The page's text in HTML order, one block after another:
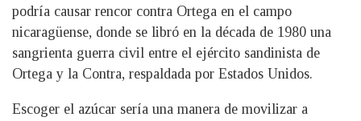
podría causar rencor contra Ortega en el campo
nicaragüense, donde se libró en la década de 1980 una
sangrienta guerra civil entre el ejército sandinista de
Ortega y la Contra, respaldada por Estados Unidos.
Escoger el azúcar sería una manera de movilizar a